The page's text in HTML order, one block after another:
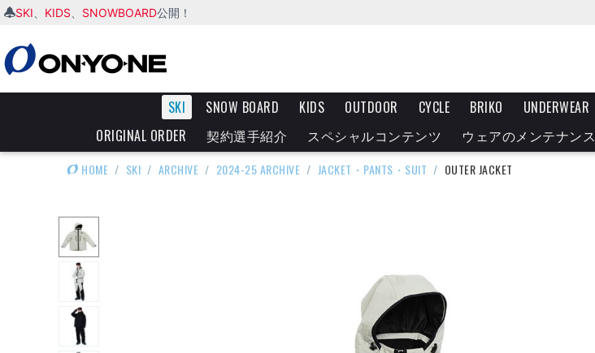
SKI KIDS SNOWBOARD公開！
SKI SNOW BOARD KIDS OUTDOOR CYCLE BRIKO UNDERWEAR
ORIGINAL ORDER
契約選手紹介 スペシャルコンテンツ ウェアのメンテナンス
HOME / SKI / ARCHIVE / 2024-25 ARCHIVE / JACKET・PANTS・SUIT / OUTER JACKET